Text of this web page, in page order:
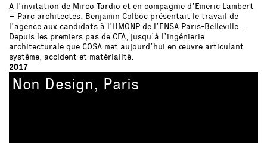
A l’invitation de Mirco Tardio et en compagnie d’Emeric Lambert
– Parc architectes, Benjamin Colboc présentait le travail de
l’agence aux candidats à l’HMONP de l’ENSA Paris-Belleville…
Depuis les premiers pas de CFA, jusqu’à l’ingénierie
architecturale que COSA met aujourd’hui en œuvre articulant
système, accident et matérialité.
2017
Non Design, Paris